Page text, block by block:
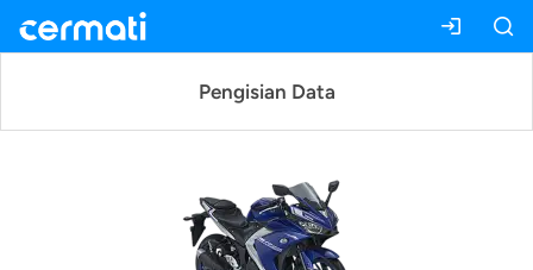
Pengisian Data